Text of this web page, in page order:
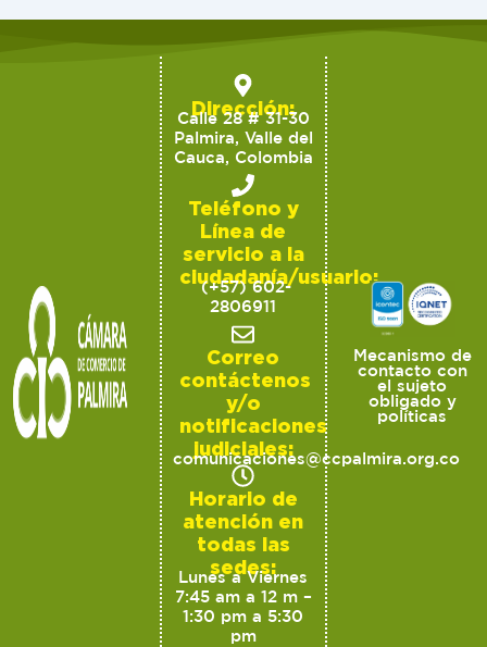
Dirección:
Calle 28 # 31-30
Palmira, Valle del
Cauca, Colombia
Teléfono y
Línea de
servicio a la
ciudadanía/usuario:
(+57) 602-
2806911
Correo
contáctenos
y/o
notificaciones
judiciales:
comunicaciones@ccpalmira.org.co
Horario de
atención en
todas las
sedes:
Lunes a Viernes
7:45 am a 12 m –
1:30 pm a 5:30
pm
Mecanismo de
contacto con
el sujeto
obligado y
políticas